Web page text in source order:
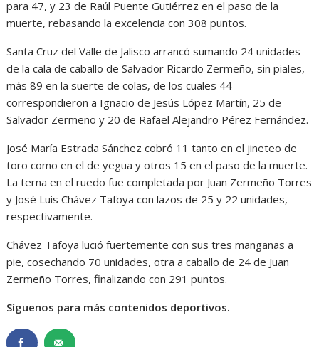
para 47, y 23 de Raúl Puente Gutiérrez en el paso de la
muerte, rebasando la excelencia con 308 puntos.
Santa Cruz del Valle de Jalisco arrancó sumando 24 unidades
de la cala de caballo de Salvador Ricardo Zermeño, sin piales,
más 89 en la suerte de colas, de los cuales 44
correspondieron a Ignacio de Jesús López Martín, 25 de
Salvador Zermeño y 20 de Rafael Alejandro Pérez Fernández.
José María Estrada Sánchez cobró 11 tanto en el jineteo de
toro como en el de yegua y otros 15 en el paso de la muerte.
La terna en el ruedo fue completada por Juan Zermeño Torres
y José Luis Chávez Tafoya con lazos de 25 y 22 unidades,
respectivamente.
Chávez Tafoya lució fuertemente con sus tres manganas a
pie, cosechando 70 unidades, otra a caballo de 24 de Juan
Zermeño Torres, finalizando con 291 puntos.
Síguenos para más contenidos deportivos.